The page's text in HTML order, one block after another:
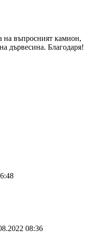
на въпросният камион,
дървесина. Благодаря!
08:36